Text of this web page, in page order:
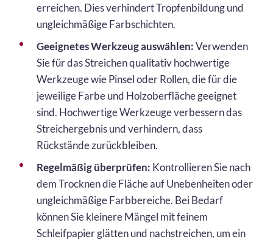
erreichen. Dies verhindert Tropfenbildung und
ungleichmäßige Farbschichten.
Geeignetes Werkzeug auswählen:Verwenden
Sie für das Streichen qualitativ hochwertige
Werkzeuge wie Pinsel oder Rollen, die für die
jeweilige Farbe und Holzoberfläche geeignet
sind. Hochwertige Werkzeuge verbessern das
Streichergebnis und verhindern, dass
Rückstände zurückbleiben.
Regelmäßig überprüfen: Kontrollieren Sie nach
dem Trocknen die Fläche auf Unebenheiten oder
ungleichmäßige Farbbereiche. Bei Bedarf
können Sie kleinere Mängel mit feinem
Schleifpapier glätten und nachstreichen, um ein